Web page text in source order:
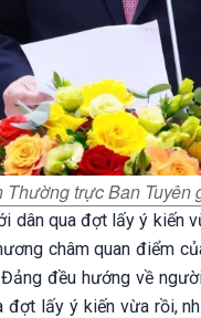
trực Ban
dân qua đợt lấy ý kiến
châm quan điểm
đều hướng về
lấy ý kiến vừa rồi,